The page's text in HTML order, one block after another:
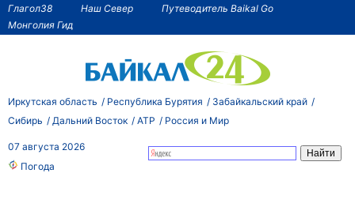
Глагол38 Наш Север
Путеводитель Baikal Go
Монголия Гид
Иркутская область Республика Бурятия
Забайкальский край
Сибирь
Дальний Восток АТР Россия и Мир
07 августа 2026
Погода